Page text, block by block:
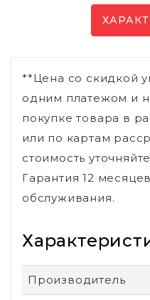
**Цена со скидкой
одним платежом и
покупке товара в
или по картам
стоимость
Гарантия 12
обслуживания.
Производитель